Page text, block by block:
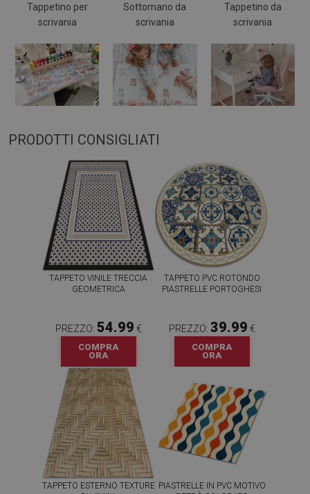
Tappetino per
scrivania
Sottomano da
scrivania
Tappetino da
scrivania
PRODOTTI CONSIGLIATI
TAPPETO VINILE TRECCIA
GEOMETRICA
PREZZO: 54.99 €
COMPRA
ORA
TAPPETO PVC ROTONDO
PIASTRELLE PORTOGHESI
PREZZO: 39.99 €
COMPRA
ORA
TAPPETO ESTERNO TEXTURE PIASTRELLE IN PVC MOTIVO